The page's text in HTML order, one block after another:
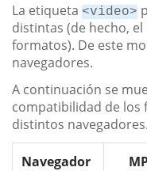
La etiqueta <video>
distintas (de hecho,
formatos). De este
navegadores.
A continuación se
compatibilidad de los
distintos navegadores.
Navegador